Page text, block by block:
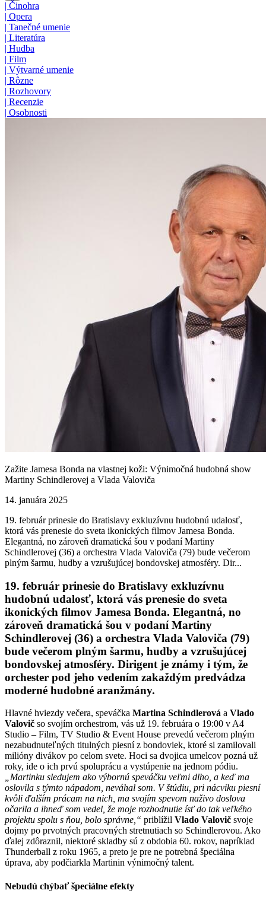
| Činohra
| Opera
| Tanečné umenie
| Literatúra
| Hudba
| Film
| Výtvarné umenie
| Rôzne
| Rozhovory
| Recenzie
| Osobnosti
Zažite Jamesa Bonda na vlastnej koži: Výnimočná hudobná show
Martiny Schindlerovej a Vlada Valoviča
14. januára 2025
19. február prinesie do Bratislavy exkluzívnu hudobnú udalosť,
ktorá vás prenesie do sveta ikonických filmov Jamesa Bonda.
Elegantná, no zároveň dramatická šou v podaní Martiny
Schindlerovej (36) a orchestra Vlada Valoviča (79) bude večerom
plným šarmu, hudby a vzrušujúcej bondovskej atmosféry. Dir...
19. február prinesie do Bratislavy exkluzívnu
hudobnú udalosť, ktorá vás prenesie do sveta
ikonických filmov Jamesa Bonda. Elegantná, no
zároveň dramatická šou v podaní Martiny
Schindlerovej (36) a orchestra Vlada Valoviča (79)
bude večerom plným šarmu, hudby a vzrušujúcej
bondovskej atmosféry. Dirigent je známy i tým, že
orchester pod jeho vedením zakaždým predvádza
moderné hudobné aranžmány.
Hlavné hviezdy večera, speváčka Martina Schindlerová a Vlado
Valovič so svojím orchestrom, vás už 19. februára o 19:00 v A4
Studio – Film, TV Studio & Event House prevedú večerom plným
nezabudnuteľných titulných piesní z bondoviek, ktoré si zamilovali
milióny divákov po celom svete. Hoci sa dvojica umelcov pozná už
roky, ide o ich prvú spoluprácu a vystúpenie na jednom pódiu.
„Martinku sledujem ako výbornú speváčku veľmi dlho, a keď ma
oslovila s týmto nápadom, neváhal som. V štúdiu, pri nácviku piesní
kvôli ďalším prácam na nich, ma svojím spevom naživo doslova
očarila a ihneď som vedel, že moje rozhodnutie ísť do tak veľkého
projektu spolu s ňou, bolo správne,“ priblížil Vlado Valovič svoje
dojmy po prvotných pracovných stretnutiach so Schindlerovou. Ako
ďalej zdôraznil, niektoré skladby sú z obdobia 60. rokov, napríklad
Thunderball z roku 1965, a preto je pre ne potrebná špeciálna
úprava, aby podčiarkla Martinin výnimočný talent.
Nebudú chýbať špeciálne efekty